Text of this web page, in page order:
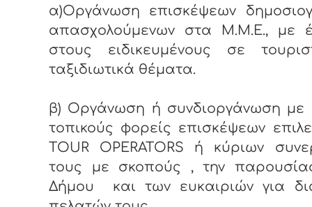
α)Οργάνωση επισκέψεων
απασχολούμενων στα Μ.Μ.Ε., με
στους ειδικευμένους σε
ταξιδιωτικά θέματα.
β) Οργάνωση ή συνδιοργάνωση με
τοπικούς φορείς επισκέψεων
TOUR OPERATORS ή κύριων
τους με σκοπούς , την
Δήμου και των ευκαιριών για